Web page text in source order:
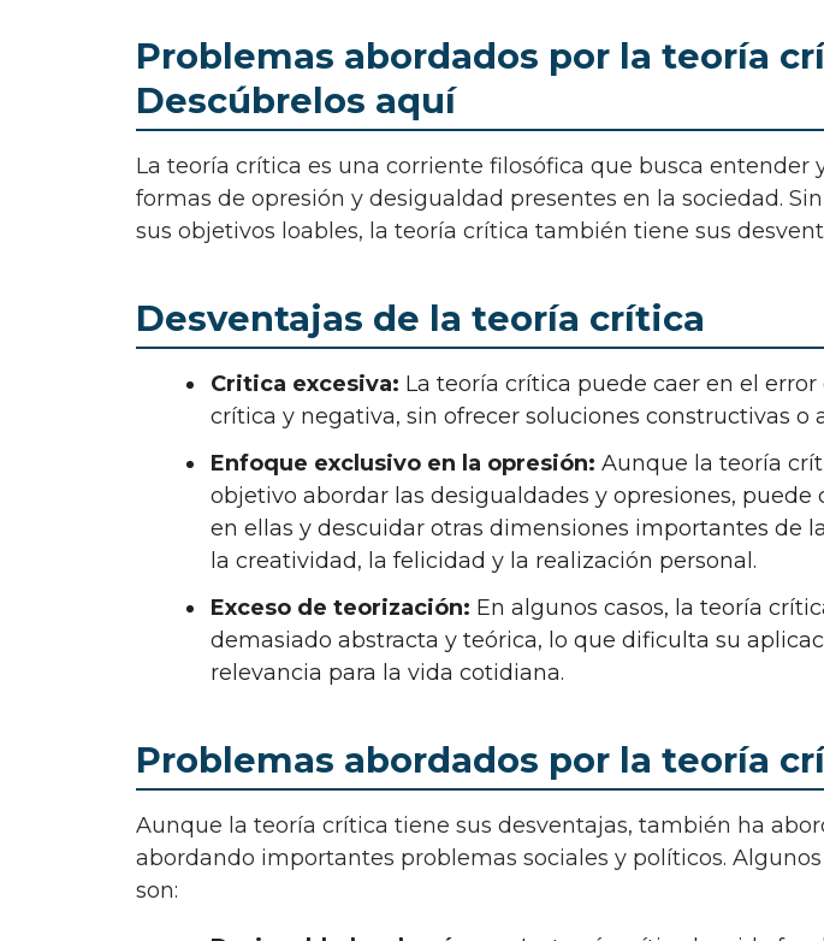
Problemas abordados por la teoría
Descúbrelos aquí
La teoría crítica es una corriente filosófica que busca entender y analizar las diversas
formas de opresión y desigualdad presentes en la sociedad.
sus objetivos loables, la teoría crítica también tiene sus
Desventajas de la teoría crítica
Critica excesiva: La teoría crítica puede caer en el
crítica y negativa, sin ofrecer soluciones constructivas o
Enfoque exclusivo en la opresión: Aunque la teoría
objetivo abordar las desigualdades y opresiones, puede
en ellas y descuidar otras dimensiones importantes de
la creatividad, la felicidad y la realización personal.
Exceso de teorización: En algunos casos, la teoría
demasiado abstracta y teórica, lo que dificulta su
relevancia para la vida cotidiana.
Problemas abordados por la teoría
Aunque la teoría crítica tiene sus desventajas, también ha abordado y sigue
abordando importantes problemas sociales y políticos.
son: